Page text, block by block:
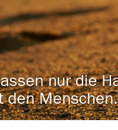
nur die
den Menschen.